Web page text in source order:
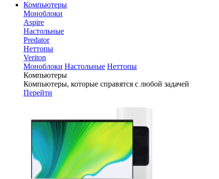
Компьютеры
Моноблоки
Aspire
Настольные
Predator
Неттопы
Veriton
Моноблоки Настольные Неттопы
Компьютеры
Компьютеры, которые справятся с любой задачей
Перейти